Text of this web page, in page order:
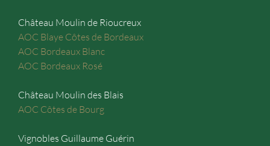
Château Moulin de Rioucreux
AOC Blaye Côtes de Bordeaux
AOC Bordeaux Blanc
AOC Bordeaux Rosé
Château Moulin des Blais
AOC Côtes de Bourg
Vignobles Guillaume Guérin